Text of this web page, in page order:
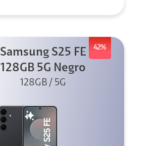
42%
Samsung S25 FE
128GB 5G Negro
128GB / 5G